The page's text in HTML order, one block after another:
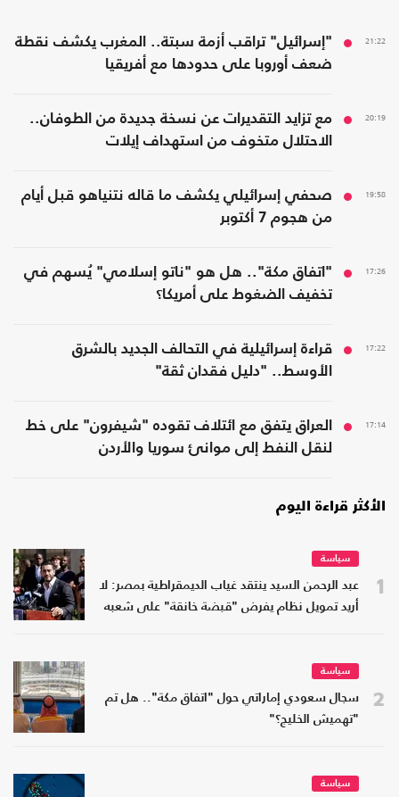
21:22
"إسرائيل" تراقب أزمة سبتة.. المغرب يكشف نقطة
ضعف أوروبا على حدودها مع أفريقيا
20:19
مع تزايد التقديرات عن نسخة جديدة من الطوفان..
الاحتلال متخوف من استهداف إيلات
19:58
صحفي إسرائيلي يكشف ما قاله نتنياهو قبل أيام
من هجوم 7 أكتوبر
17:26
"اتفاق مكة".. هل هو "ناتو إسلامي" يُسهم في
تخفيف الضغوط على أمريكا؟
17:22
قراءة إسرائيلية في التحالف الجديد بالشرق
الأوسط.. "دليل فقدان ثقة"
17:14
العراق يتفق مع ائتلاف تقوده "شيفرون" على خط
لنقل النفط إلى موانئ سوريا والأردن
الأكثر قراءة اليوم
1
سياسة
عبد الرحمن السيد ينتقد غياب الديمقراطية بمصر: لا
أريد تمويل نظام يفرض "قبضة خانقة" على شعبه
2
سياسة
سجال سعودي إماراتي حول "اتفاق مكة".. هل تم
"تهميش الخليج؟"
سياسة